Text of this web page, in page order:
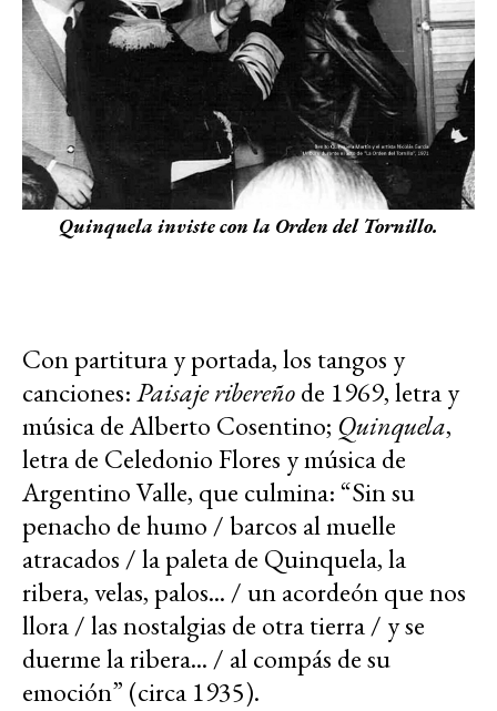
Quinquela inviste con la Orden del Tornillo.
Con partitura y portada, los tangos y
canciones:Paisaje ribereñode 1969, letra y
música de Alberto Cosentino; Quinquela,
letra de Celedonio Flores y música de
Argentino Valle, que culmina: “Sin su
penacho de humo / barcos al muelle
atracados / la paleta de Quinquela, la
ribera, velas, palos... / un acordeón que nos
llora / las nostalgias de otra tierra / y se
duerme la ribera... / al compás de su
emoción” (circa 1935).